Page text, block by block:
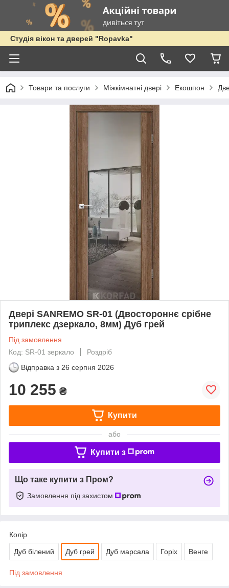
Студія вікон та дверей "Ropavka"
Товари та послуги Міжкімнатні двері Екошпон
Двері SANREMO SR-01 (Двостороннє срібне
триплекс дзеркало, 8мм) Дуб грей
Під замовлення
Код: SR-01 зеркало
Роздріб
Відправка з 26 серпня 2026
10 255 ₴
Купити
або
Купити з
Що таке купити з Пром?
Замовлення під захистом
Колір
Дуб білений Дуб грей Дуб марсала Горіх Венге
Під замовлення